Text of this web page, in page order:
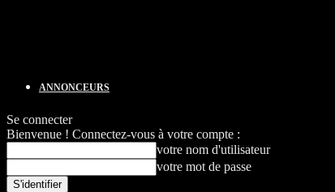
ANNONCEURS
Se connecter
Bienvenue ! Connectez-vous à votre compte :
votre nom d'utilisateur
votre mot de passe